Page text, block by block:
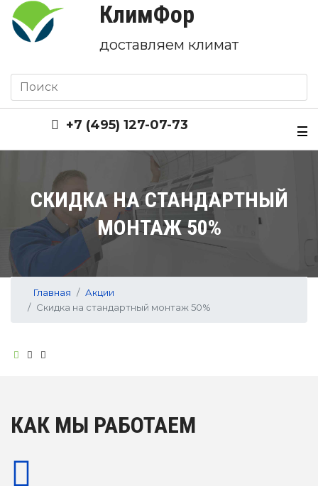
КлимФор
доставляем климат
+7 (495) 127-07-73
СКИДКА НА СТАНДАРТНЫЙ
МОНТАЖ 50%
Главная
Акции
Скидка на стандартный монтаж 50%
КАК МЫ РАБОТАЕМ